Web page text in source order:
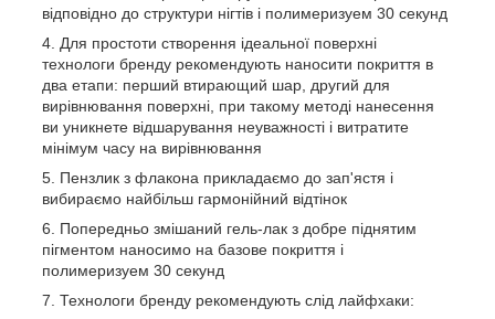
відповідно до структури нігтів і полимеризуем 30 секунд
Для простоти створення ідеальної поверхні
технологи бренду рекомендують наносити покриття в
два етапи: перший втирающий шар, другий для
вирівнювання поверхні, при такому методі нанесення
ви уникнете відшарування неуважності і витратите
мінімум часу на вирівнювання
Пензлик з флакона прикладаємо до зап'ястя і
вибираємо найбільш гармонійний відтінок
Попередньо змішаний гель-лак з добре піднятим
пігментом наносимо на базове покриття і
полимеризуем 30 секунд
Технологи бренду рекомендують слід лайфхаки: